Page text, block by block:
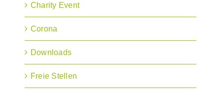
Charity Event
Corona
Downloads
Freie Stellen